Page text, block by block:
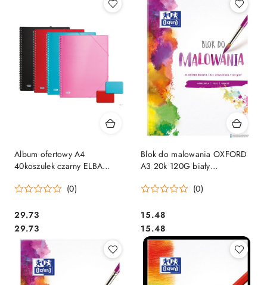
Album ofertowy A4
40koszulek czarny ELBA
(0)
Cena:
29.73
Cena:
29.73
Blok do malowania OXFORD
A3 20k 120G biały
(0)
Cena:
15.48
Cena:
15.48